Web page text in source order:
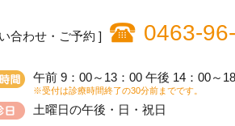
合わせ・ご予約 ] 0463-
午前 9：00～13：00 午後 14：00～
※受付は診療時間終了の30分前までです。
土曜日の午後・日・祝日